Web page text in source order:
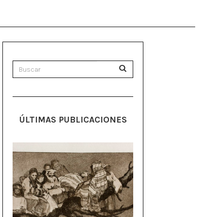
ÚLTIMAS PUBLICACIONES